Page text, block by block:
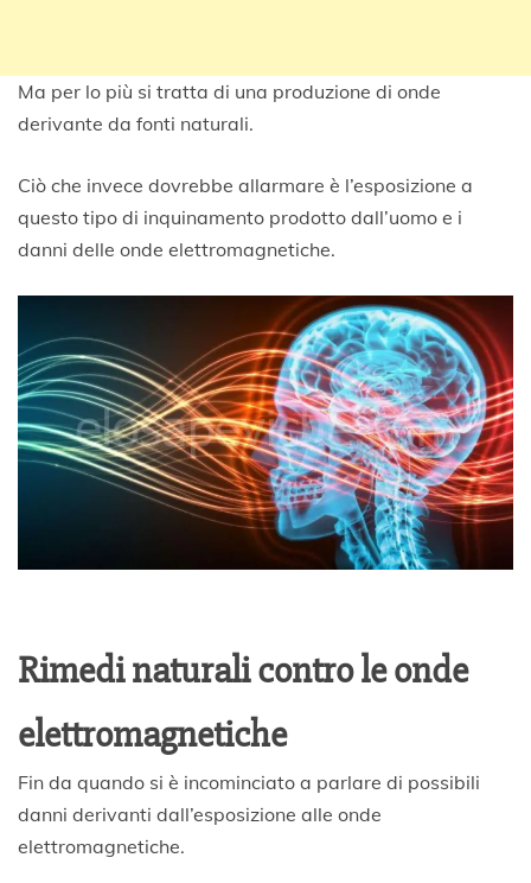
Ma per lo più si tratta di una produzione di onde
derivante da fonti naturali.
Ciò che invece dovrebbe allarmare è l’esposizione a
questo tipo di inquinamento prodotto dall’uomo e i
danni delle onde elettromagnetiche.
Rimedi naturali contro le onde
elettromagnetiche
Fin da quando si è incominciato a parlare di possibili
danni derivanti dall’esposizione alle onde
elettromagnetiche.